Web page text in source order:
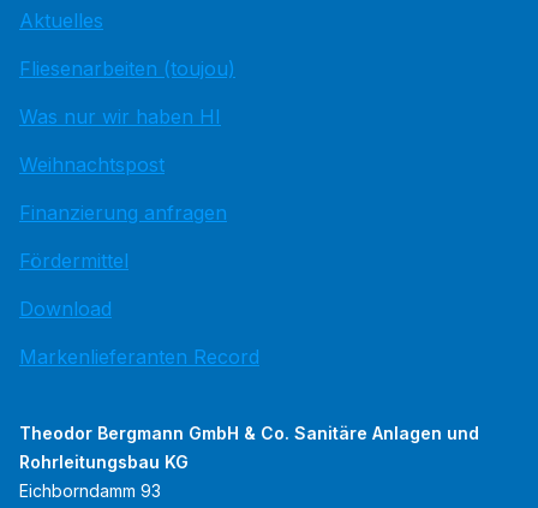
Aktuelles
Fliesenarbeiten (toujou)
Was nur wir haben HI
Weihnachtspost
Finanzierung anfragen
Fördermittel
Download
Markenlieferanten Record
Theodor Bergmann GmbH & Co. Sanitäre Anlagen und
Rohrleitungsbau KG
Eichborndamm 93